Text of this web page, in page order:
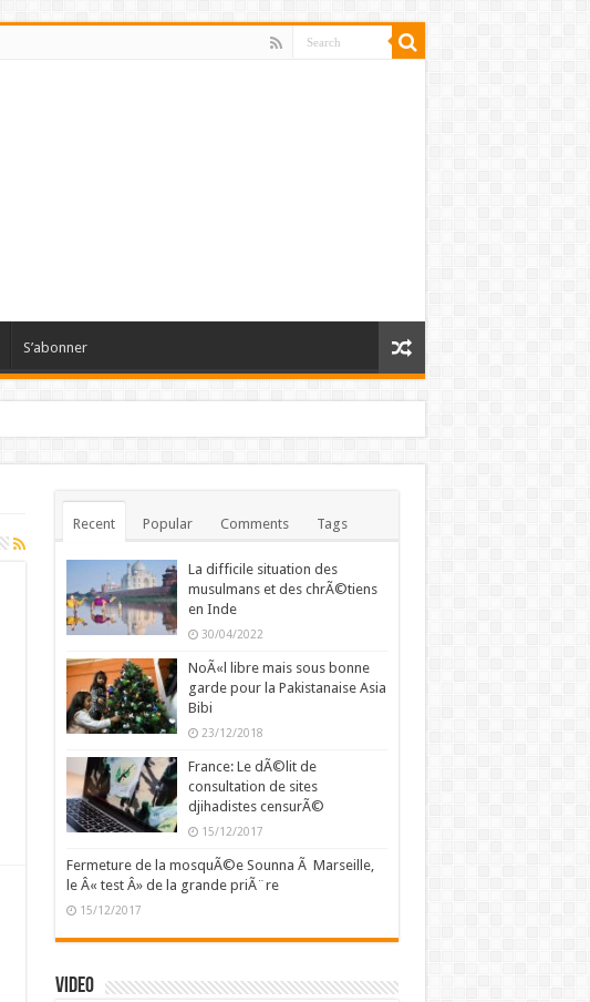
S’abonner
Recent Popular Comments Tags
La difficile situation des
musulmans et des chrÃ©tiens
en Inde
30/04/2022
NoÃ«l libre mais sous bonne
garde pour la Pakistanaise Asia
Bibi
23/12/2018
France: Le dÃ©lit de
consultation de sites
djihadistes censurÃ©
15/12/2017
Fermeture de la mosquÃ©e Sounna Ã Marseille,
le Â« test Â» de la grande priÃ¨re
15/12/2017
Video